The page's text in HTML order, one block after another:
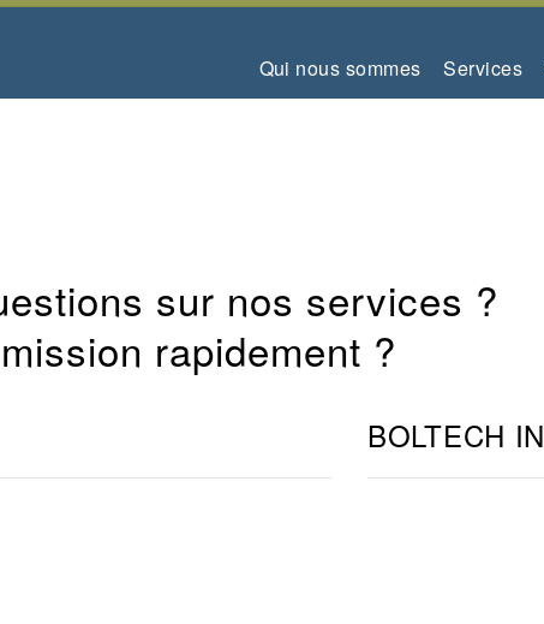
Qui nous sommes Services
sur nos services ?
rapidement ?
BOLTECH